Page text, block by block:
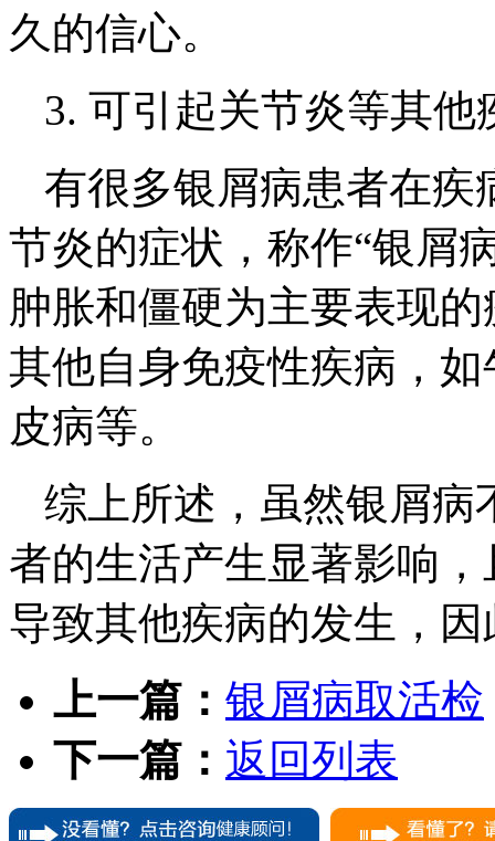
久的信心。
3. 可引起关节炎等其他
有很多银屑病患者在疾
节炎的症状，称作“银屑
肿胀和僵硬为主要表现
其他自身免疫性疾病，
皮病等。
综上所述，虽然银屑病
者的生活产生显著影响
导致其他疾病的发生，
上一篇： 银屑病取活检
下一篇： 返回列表